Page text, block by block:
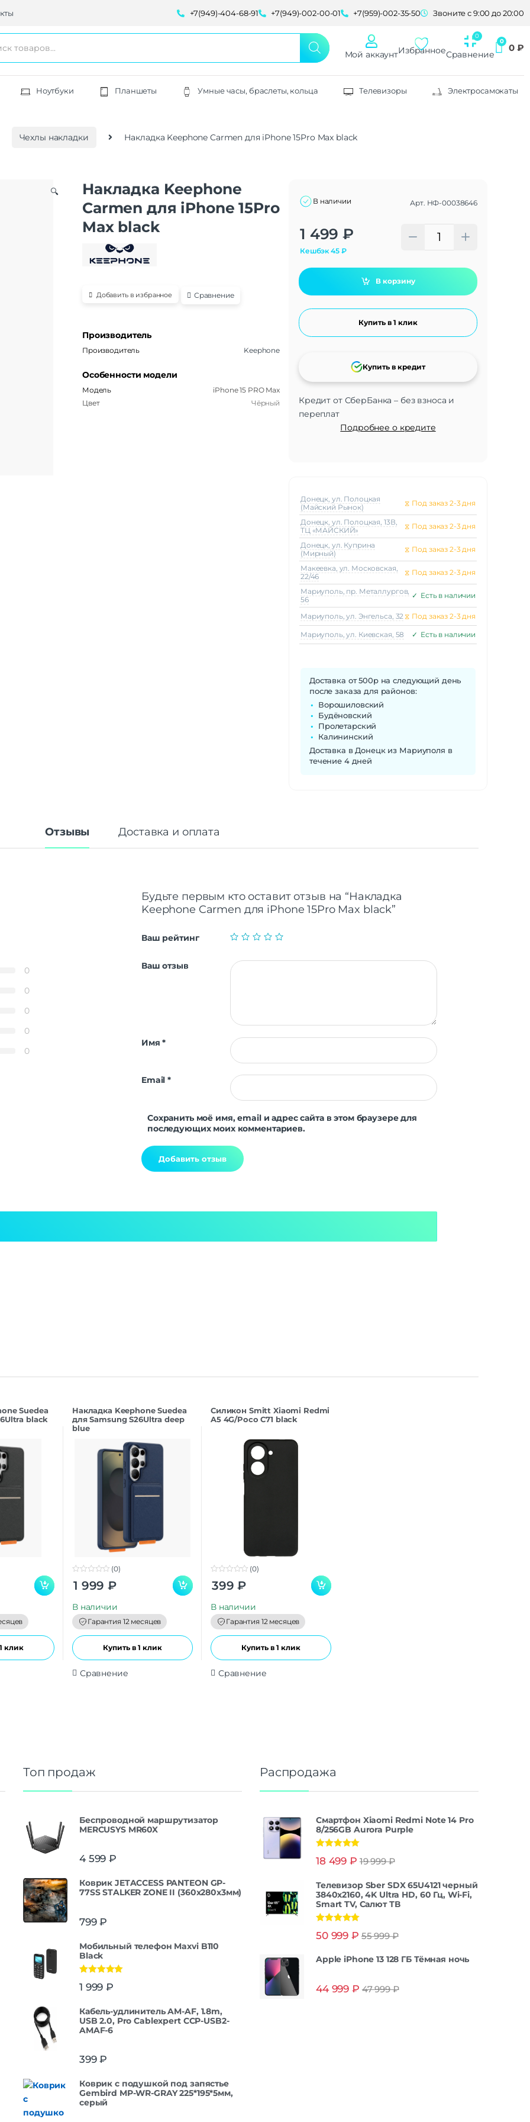
+7(949)-404-68-91 +7(949)-002-00-01 +7(959)-002-35-50 Звоните с 9:00 до 20:00
Мой аккаунтИзбранноеСравнение
0 ₽
Ноутбуки Планшеты Умные часы, браслеты, кольца Телевизоры Электросамокаты
Чехлы накладки Накладка Keephone Carmen для iPhone 15Pro Max black
🔍
Накладка Keephone
Carmen для iPhone 15Pro
Max black
Добавить в избранное Сравнение
Производитель
Производитель Keephone
Особенности модели
Модель
iPhone 15 PRO Max
Цвет
Чёрный
В наличии Арт. НФ-00038646
1 499 ₽
Кешбэк45₽
В корзину
Купить в 1 клик
Кредит от СберБанка – без взноса и
переплат
Подробнее о кредите
Купить в кредит
Alternative:
Донецк, ул. Полоцкая
(Майский Рынок)
⧖ Под заказ 2-3 дня
Донецк, ул. Полоцкая, 13В,
ТЦ «МАЙСКИЙ»
⧖ Под заказ 2-3 дня
Донецк, ул. Куприна
(Мирный)
⧖ Под заказ 2-3 дня
Макеeвка, ул. Московская,
22/46
⧖ Под заказ 2-3 дня
Мариуполь, пр. Металлургов,
56
✓ Есть в наличии
Мариуполь, ул. Энгельса, 32 ⧖ Под заказ 2-3 дня
Мариуполь, ул. Киевская, 58 ✓ Есть в наличии
Доставка от 500р на следующий день
после заказа для районов:
Ворошиловский
Будёновский
Пролетарский
Калининский
Доставка в Донецк из Мариуполя в
течение 4 дней
Отзывы Доставка и оплата
0
0
0
0
0
Будьте первым кто оставит отзыв на “Накладка
Keephone Carmen для iPhone 15Pro Max black”
Ваш рейтинг
Ваш отзыв
Имя*
Email*
Сохранить моё имя, email и адрес сайта в этом браузере для
последующих моих комментариев.
Suedea
black
клик
Накладка Keephone Suedea
для Samsung S26Ultra deep
blue
o
(0)
1 999 ₽
В наличии
Гарантия 12 месяцев
Купить в 1 клик
Сравнение
Силикон Smitt Xiaomi Redmi
A5 4G/Poco C71 black
o
o
(0)
399 ₽
В наличии
Гарантия 12 месяцев
Купить в 1 клик
Сравнение
Топ продаж
Беспроводной маршрутизатор
MERCUSYS MR60X
4 599 ₽
Коврик JETACCESS PANTEON GP-
77SS STALKER ZONE II (360x280x3мм)
799₽
Мобильный телефон Maxvi B110
Black
из 5
1 999 ₽
Кабель-удлинитель AM-AF, 1.8m,
USB 2.0, Pro Cablexpert CCP-USB2-
AMAF-6
399₽
Коврик с подушкой под запястье
Gembird MP-WR-GRAY 225*195*5мм,
серый
Распродажа
Смартфон Xiaomi Redmi Note 14 Pro
8/256GB Aurora Purple
из 5
18 499 ₽ 19 999₽
Телевизор Sber SDX 65U4121 черный
3840x2160, 4K Ultra HD, 60 Гц, Wi-Fi,
Smart TV, Салют ТВ
из 5
50 999 ₽ 55 999₽
Apple iPhone 13 128 ГБ Тёмная ночь
44 999 ₽ 47 999₽